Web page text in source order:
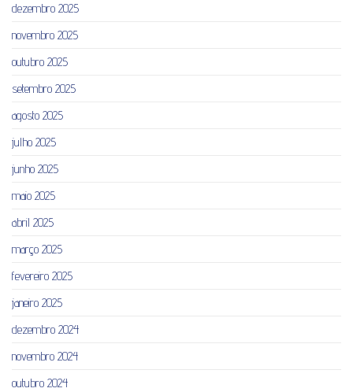
dezembro 2025
novembro 2025
outubro 2025
setembro 2025
agosto 2025
julho 2025
junho 2025
maio 2025
abril 2025
março 2025
fevereiro 2025
janeiro 2025
dezembro 2024
novembro 2024
outubro 2024